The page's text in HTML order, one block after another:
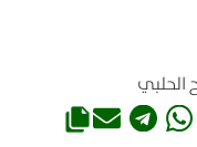
الحلبي